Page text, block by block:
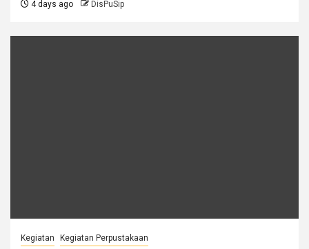
4 days ago DisPuSip
Kegiatan Kegiatan Perpustakaan